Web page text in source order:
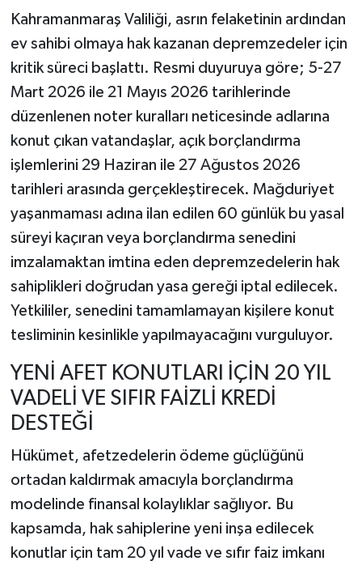
Kahramanmaraş Valiliği, asrın felaketinin ardından
ev sahibi olmaya hak kazanan depremzedeler için
kritik süreci başlattı. Resmi duyuruya göre; 5-27
Mart 2026 ile 21 Mayıs 2026 tarihlerinde
düzenlenen noter kuralları neticesinde adlarına
konut çıkan vatandaşlar, açık borçlandırma
işlemlerini 29 Haziran ile 27 Ağustos 2026
tarihleri arasında gerçekleştirecek. Mağduriyet
yaşanmaması adına ilan edilen 60 günlük bu yasal
süreyi kaçıran veya borçlandırma senedini
imzalamaktan imtina eden depremzedelerin hak
sahiplikleri doğrudan yasa gereği iptal edilecek.
Yetkililer, senedini tamamlamayan kişilere konut
tesliminin kesinlikle yapılmayacağını vurguluyor.
YENİ AFET KONUTLARI İÇİN 20 YIL
VADELİ VE SIFIR FAİZLİ KREDİ
DESTEĞİ
Hükümet, afetzedelerin ödeme güçlüğünü
ortadan kaldırmak amacıyla borçlandırma
modelinde finansal kolaylıklar sağlıyor. Bu
kapsamda, hak sahiplerine yeni inşa edilecek
konutlar için tam 20 yıl vade ve sıfır faiz imkanı